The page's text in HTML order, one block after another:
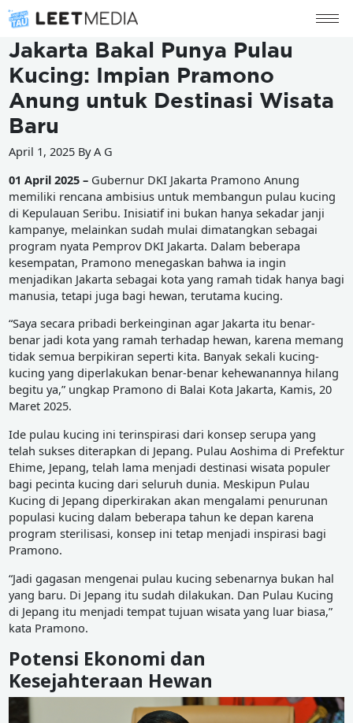
Jakarta Bakal Punya Pulau
Kucing: Impian Pramono
Anung untuk Destinasi Wisata
Baru
April 1, 2025 By A G
01 April 2025 – Gubernur DKI Jakarta Pramono Anung
memiliki rencana ambisius untuk membangun pulau kucing
di Kepulauan Seribu. Inisiatif ini bukan hanya sekadar janji
kampanye, melainkan sudah mulai dimatangkan sebagai
program nyata Pemprov DKI Jakarta. Dalam beberapa
kesempatan, Pramono menegaskan bahwa ia ingin
menjadikan Jakarta sebagai kota yang ramah tidak hanya bagi
manusia, tetapi juga bagi hewan, terutama kucing.
“Saya secara pribadi berkeinginan agar Jakarta itu benar-
benar jadi kota yang ramah terhadap hewan, karena memang
tidak semua berpikiran seperti kita. Banyak sekali kucing-
kucing yang diperlakukan benar-benar kehewanannya hilang
begitu ya,” ungkap Pramono di Balai Kota Jakarta, Kamis, 20
Maret 2025.
Ide pulau kucing ini terinspirasi dari konsep serupa yang
telah sukses diterapkan di Jepang. Pulau Aoshima di Prefektur
Ehime, Jepang, telah lama menjadi destinasi wisata populer
bagi pecinta kucing dari seluruh dunia. Meskipun Pulau
Kucing di Jepang diperkirakan akan mengalami penurunan
populasi kucing dalam beberapa tahun ke depan karena
program sterilisasi, konsep ini tetap menjadi inspirasi bagi
Pramono.
“Jadi gagasan mengenai pulau kucing sebenarnya bukan hal
yang baru. Di Jepang itu sudah dilakukan. Dan Pulau Kucing
di Jepang itu menjadi tempat tujuan wisata yang luar biasa,”
kata Pramono.
Potensi Ekonomi dan
Kesejahteraan Hewan